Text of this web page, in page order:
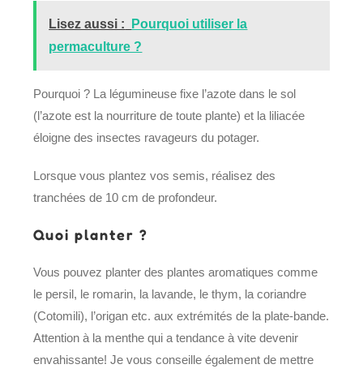
Lisez aussi :
Pourquoi utiliser la
permaculture ?
Pourquoi ? La légumineuse fixe l’azote dans le sol
(l’azote est la nourriture de toute plante) et la liliacée
éloigne des insectes ravageurs du potager.
Lorsque vous plantez vos semis, réalisez des
tranchées de 10 cm de profondeur.
Quoi planter ?
Vous pouvez planter des plantes aromatiques comme
le persil, le romarin, la lavande, le thym, la coriandre
(Cotomili), l’origan etc. aux extrémités de la plate-bande.
Attention à la menthe qui a tendance à vite devenir
envahissante! Je vous conseille également de mettre